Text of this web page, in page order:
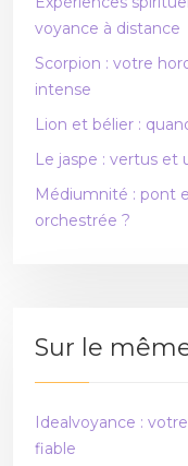
voyance à distance
Scorpion : votre
intense
Lion et bélier :
Le jaspe : vertus et
Médiumnité : pont
orchestrée ?
Sur le
Idealvoyance :
fiable